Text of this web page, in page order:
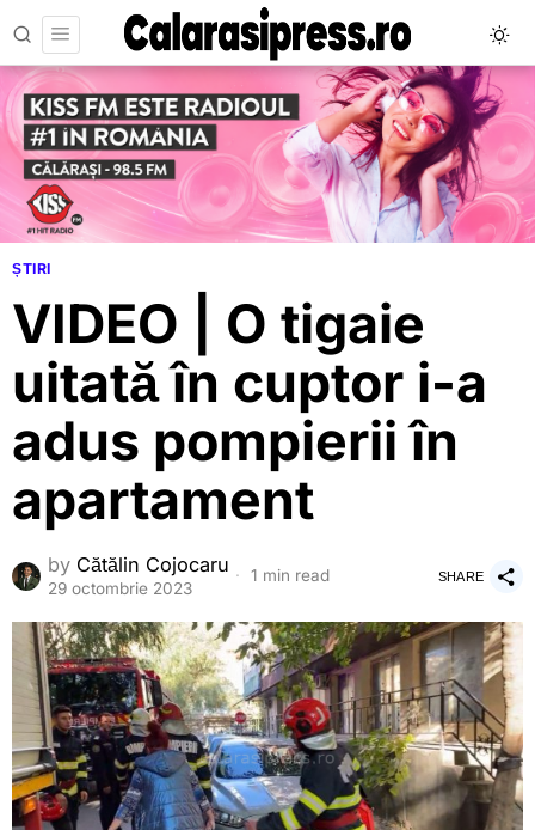
ȘTIRI
VIDEO | O tigaie
uitată în cuptor i-a
adus pompierii în
apartament
by Cătălin Cojocaru
29 octombrie 2023
1 min read SHARE